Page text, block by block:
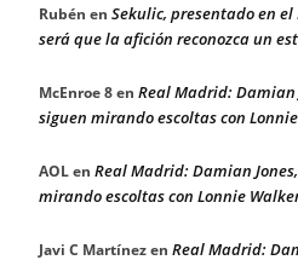
Rubén en Sekulic, presentado en
será que la afición reconozca un
McEnroe 8en Real Madrid: Damian
siguen mirando escoltas con
AOLen Real Madrid: Damian
mirando escoltas con Lonnie
Javi C Martínezen Real Madrid: